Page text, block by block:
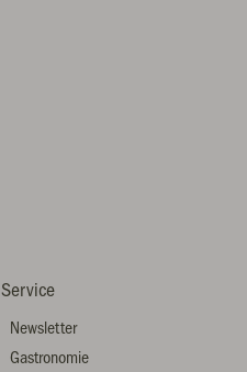
Service
Newsletter
Gastronomie